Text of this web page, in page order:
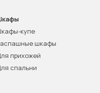
купе
шкафы
прихожей
спальни